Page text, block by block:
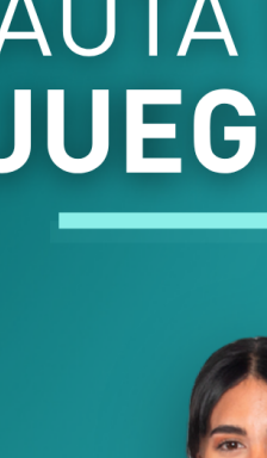
Deportes
Señal 2